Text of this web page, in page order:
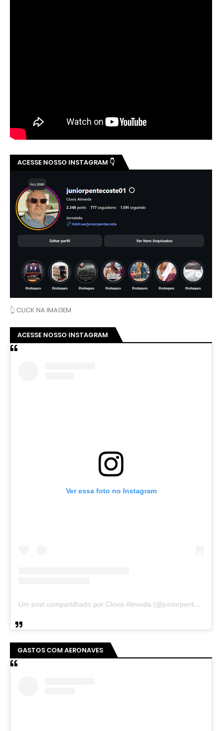
ACESSE NOSSO INSTAGRAM 👇
👆 CLICK NA IMAGEM
ACESSE NOSSO INSTAGRAM
Ver essa foto no Instagram
Um post compartilhado por Clovis Almeida (@juniorpentecoste01)
GASTOS COM AERONAVES